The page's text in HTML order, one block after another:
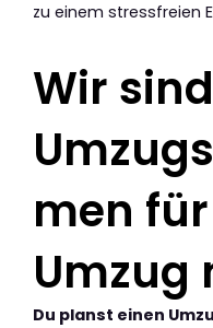
zu einem stressfreien
Wir
men
Umzug
Du planst einen